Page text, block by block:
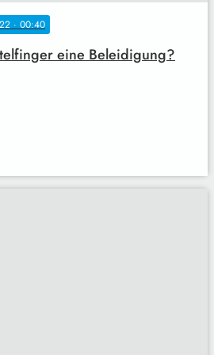
· 00:40
eine Beleidigung?